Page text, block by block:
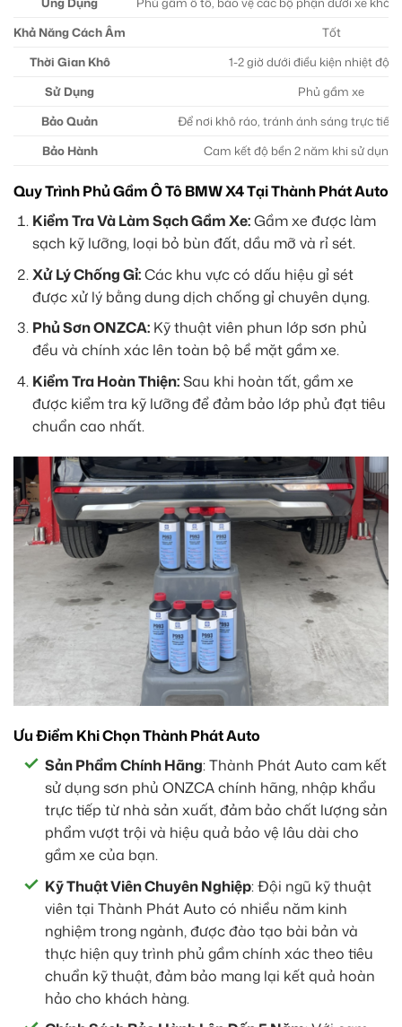
Khả Năng Cách Âm
Tốt
Thời Gian Khô
1-2 giờ dưới điều kiện nhiệt độ
Sử Dụng
Phủ gầm xe
Bảo Quản
Để nơi khô ráo, tránh ánh sáng trực tiếp
Bảo Hành
Cam kết độ bền 2 năm khi sử dụng
Quy Trình Phủ Gầm Ô Tô BMW X4 Tại Thành Phát Auto
Kiểm Tra Và Làm Sạch Gầm Xe:Gầm xe được làm
sạch kỹ lưỡng, loại bỏ bùn đất, dầu mỡ và rỉ sét.
Xử Lý Chống Gỉ:Các khu vực có dấu hiệu gỉ sét
được xử lý bằng dung dịch chống gỉ chuyên dụng.
Phủ Sơn ONZCA:Kỹ thuật viên phun lớp sơn phủ
đều và chính xác lên toàn bộ bề mặt gầm xe.
Kiểm Tra Hoàn Thiện:Sau khi hoàn tất, gầm xe
được kiểm tra kỹ lưỡng để đảm bảo lớp phủ đạt tiêu
chuẩn cao nhất.
Ưu Điểm Khi Chọn Thành Phát Auto
Sản Phẩm Chính Hãng: Thành Phát Auto cam kết
sử dụng sơn phủ ONZCA chính hãng, nhập khẩu
trực tiếp từ nhà sản xuất, đảm bảo chất lượng sản
phẩm vượt trội và hiệu quả bảo vệ lâu dài cho
gầm xe của bạn.
Kỹ Thuật Viên Chuyên Nghiệp: Đội ngũ kỹ thuật
viên tại Thành Phát Auto có nhiều năm kinh
nghiệm trong ngành, được đào tạo bài bản và
thực hiện quy trình phủ gầm chính xác theo tiêu
chuẩn kỹ thuật, đảm bảo mang lại kết quả hoàn
hảo cho khách hàng.